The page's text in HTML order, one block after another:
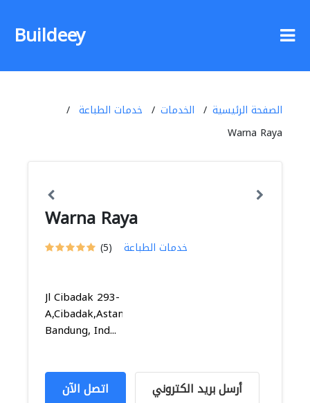
Buildeey
الصفحة الرئيسية الخدمات
خدمات الطباعة
Warna Raya
Warna Raya
(5) خدمات الطباعة
Jl Cibadak 293-
A,Cibadak,Astanaanyar,
Bandung, Ind...
اتصل الآن أرسل بريد الكتروني